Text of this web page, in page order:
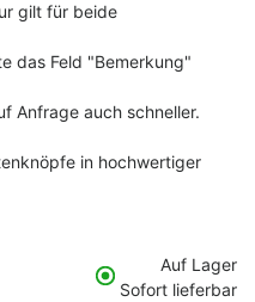
gilt für beide
das Feld "Bemerkung"
Anfrage auch schneller.
in hochwertiger
Auf Lager
Sofort lieferbar